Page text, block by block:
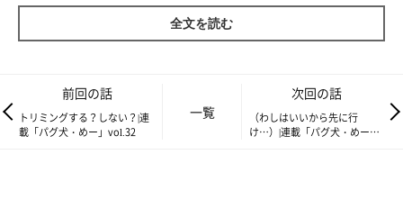
全文を読む
前回の話
トリミングする？しない？|連
載「パグ犬・めー」vol.32
一覧
次回の話
（わしはいいから先に行
け…）|連載「パグ犬・めー」